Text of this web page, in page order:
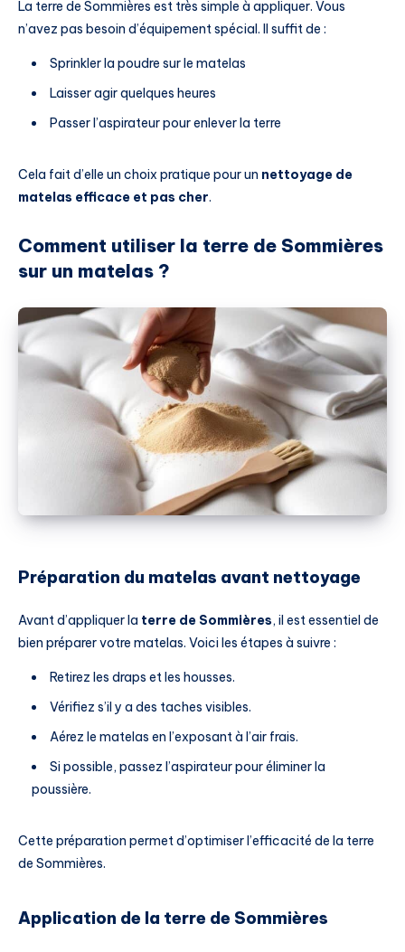
La terre de Sommières est très simple à appliquer. Vous
n’avez pas besoin d’équipement spécial. Il suffit de :
Sprinkler la poudre sur le matelas
Laisser agir quelques heures
Passer l’aspirateur pour enlever la terre
Cela fait d’elle un choix pratique pour un nettoyage de
matelas efficace et pas cher.
Comment utiliser la terre de Sommières
sur un matelas ?
Préparation du matelas avant nettoyage
Avant d’appliquer la terre de Sommières, il est essentiel de
bien préparer votre matelas. Voici les étapes à suivre :
Retirez les draps et les housses.
Vérifiez s’il y a des taches visibles.
Aérez le matelas en l’exposant à l’air frais.
Si possible, passez l’aspirateur pour éliminer la
poussière.
Cette préparation permet d’optimiser l’efficacité de la terre
de Sommières.
Application de la terre de Sommières